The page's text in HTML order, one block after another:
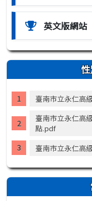
英文版網站
臺南市立永仁高
臺南市立永仁高
點.pdf
臺南市立永仁高